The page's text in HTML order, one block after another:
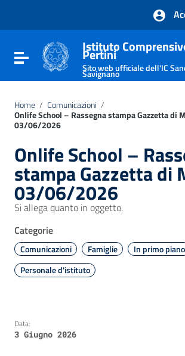
Vai al footer
Attiva / disattiva la navigazione
Istituto
Pertini
Sito web ufficiale dell'IC
Savignano
Home / Comunicazioni /
Onlife School – Rassegna stampa Gazzetta di
03/06/2026
Onlife School –
stampa Gazzetta di
03/06/2026
Si allega quanto in oggetto.
Categorie
Comunicazioni Famiglie
In primo piano
Personale d'istituto
Data:
3 Giugno 2026